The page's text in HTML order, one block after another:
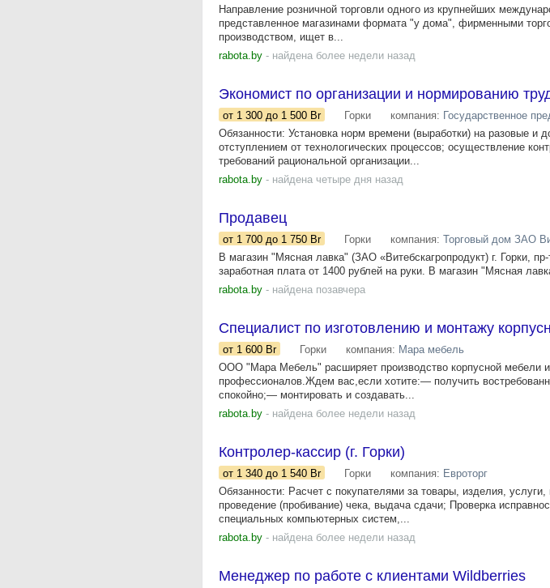
Направление розничной торговли одного из крупнейших
представленное магазинами формата "у дома", фирменными
производством, ищет в...
rabota.by - найдена более недели назад
Экономист по организации и нормированию
от 1 300 до 1 500 Br Горки компания: Государственное
Обязанности: Установка норм времени (выработки) на разовые и
отступлением от технологических процессов; осуществление
требований рациональной организации...
rabota.by - найдена четыре дня назад
Продавец
от 1 700 до 1 750 Br Горки компания: Торговый дом ЗАО
В магазин "Мясная лавка" (ЗАО «Витебскагропродукт) г. Горки,
заработная плата от 1400 рублей на руки. В магазин "Мясная
rabota.by - найдена позавчера
Специалист по изготовлению и монтажу
от 1 600 Br Горки компания: Мара мебель
ООО "Мара Мебель" расширяет производство корпусной мебели
профессионалов.Ждем вас,если хотите:— получить
спокойно;— монтировать и создавать...
rabota.by - найдена более недели назад
Контролер-кассир (г. Горки)
от 1 340 до 1 540 Br Горки компания: Евроторг
Обязанности: Расчет с покупателями за товары, изделия, услуги,
проведение (пробивание) чека, выдача сдачи; Проверка
специальных компьютерных систем,...
rabota.by - найдена более недели назад
Менеджер по работе с клиентами Wildberries